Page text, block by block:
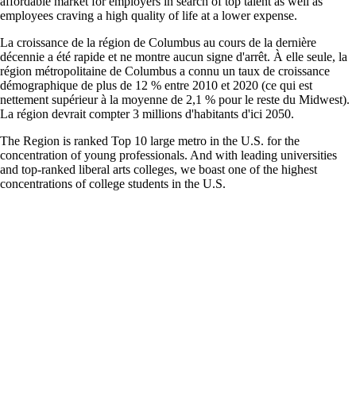
employees craving a high quality of life at a lower expense.
La croissance de la région de Columbus au cours de la dernière
décennie a été rapide et ne montre aucun signe d'arrêt. À elle seule, la
région métropolitaine de Columbus a connu un taux de croissance
démographique de plus de 12 % entre 2010 et 2020 (ce qui est
nettement supérieur à la moyenne de 2,1 % pour le reste du Midwest).
La région devrait compter 3 millions d'habitants d'ici 2050.
The Region is ranked Top 10 large metro in the U.S. for the
concentration of young professionals. And with leading universities
and top-ranked liberal arts colleges, we boast one of the highest
concentrations of college students in the U.S.